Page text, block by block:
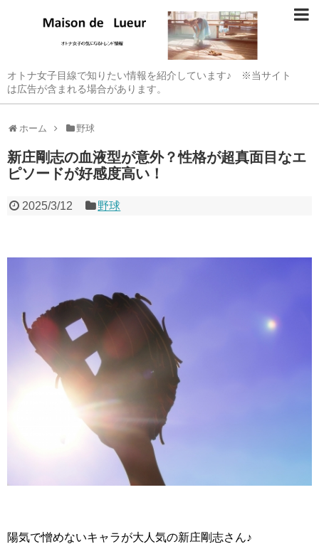
オトナ女子目線で知りたい情報を紹介しています♪ ※当サイト
は広告が含まれる場合があります。
ホーム 野球
新庄剛志の血液型が意外？性格が超真面目なエ
ピソードが好感度高い！
2025/3/12 野球
陽気で憎めないキャラが大人気の新庄剛志さん♪